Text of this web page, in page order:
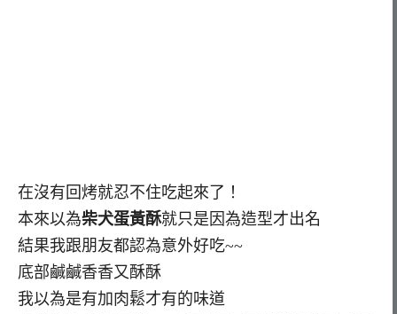
在沒有回烤就忍不住吃起來了！
本來以為柴犬蛋黃酥就只是因為造型才出名
結果我跟朋友都認為意外好吃~~
底部鹹鹹香香又酥酥
我以為是有加肉鬆才有的味道